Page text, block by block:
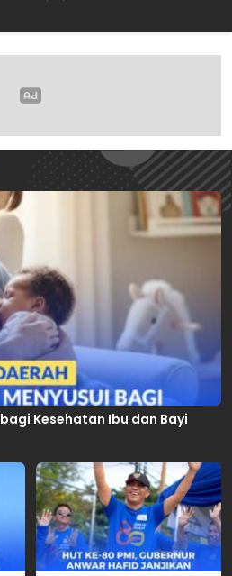
Kesehatan Ibu dan Bayi